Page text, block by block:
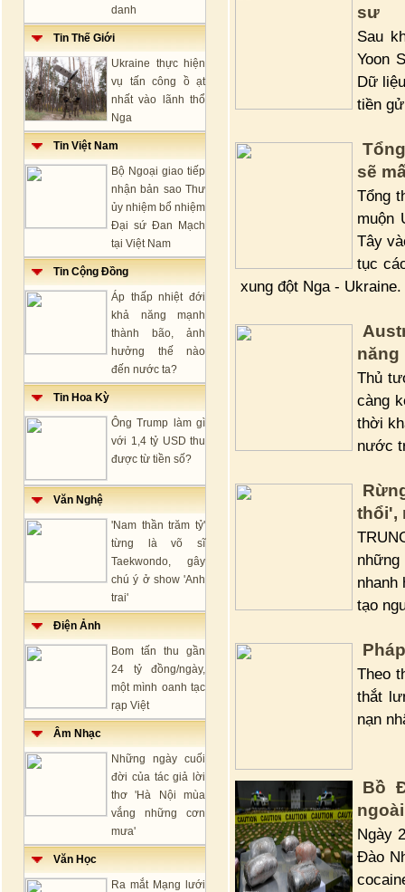
danh
Tin Thế Giới
Ukraine thực hiện
vụ tấn công ồ ạt
nhất vào lãnh thổ
Nga
Tin Việt Nam
Bộ Ngoại giao tiếp
nhận bản sao Thư
ủy nhiệm bổ nhiệm
Đại sứ Đan Mạch
tại Việt Nam
Tin Cộng Đồng
Áp thấp nhiệt đới
khả năng mạnh
thành bão, ảnh
hưởng thế nào
đến nước ta?
Tin Hoa Kỳ
Ông Trump làm gì
với 1,4 tỷ USD thu
được từ tiền số?
Văn Nghệ
'Nam thần trăm tỷ'
từng là võ sĩ
Taekwondo, gây
chú ý ở show 'Anh
trai'
Điện Ảnh
Bom tấn thu gần
24 tỷ đồng/ngày,
một mình oanh tạc
rạp Việt
Âm Nhạc
Những ngày cuối
đời của tác giả lời
thơ 'Hà Nội mùa
vắng những cơn
mưa'
Văn Học
Ra mắt Mạng lưới
sư
Sau
Yoon
Dữ
tiền
sẽ
Tổng
muộn
Tây
tục
xung đột Nga - Ukraine.
Thủ
càng
thời
nước
thổi',
những
tạo
Theo
thắt
nạn
Bồ
Ngày
Đào